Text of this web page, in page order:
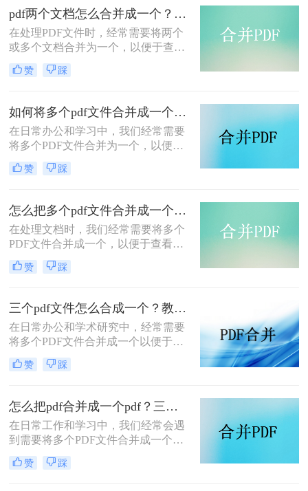
么合并pdf怎么合并呢？本文将介绍两
种常见的PDF合并方法。
pdf两个文档怎么合并成一个？这4种合并方法快来看看！
在处理PDF文件时，经常需要将两个
或多个文档合并为一个，以便于查
阅、分享或存档。那么pdf两个文档怎
么合并成一个呢？本文将介绍四种常
赞 踩
如何将多个pdf文件合并成一个？这3种方法轻松合并文件！
在日常办公和学习中，我们经常需要
将多个PDF文件合并为一个，以便于
分享、存储和管理。那么如何将多个
pdf文件合并成一个呢？本文将介绍四
法，帮助您轻松完成PDF文件的合并
任务。
赞 踩
怎么把多个pdf文件合并成一个？试试看这二种转换方式！
在处理文档时，我们经常需要将多个
PDF文件合并成一个，以便于查看、
传输和存档。那么怎么把多个pdf文件
合并成一个呢？本文将介绍两种常用
PDF合并任务。
赞 踩
三个pdf文件怎么合成一个？教你4种大家都在用方法！
在日常办公和学术研究中，经常需要
将多个PDF文件合并成一个以便于管
理和分享。那么三个pdf文件怎么合成
一个呢？本文将介绍四种将三个PDF
赞 踩
怎么把pdf合并成一个pdf？三种方法教你快速合并pdf！
在日常工作和学习中，我们经常会遇
到需要将多个PDF文件合并成一个文
件的需求。无论是为了整理资料、简
化分享流程，还是为了更方便地阅读
赞 踩